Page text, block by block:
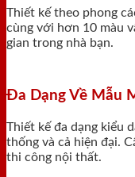
Thiết kế theo phong
cùng với hơn 10 màu
gian trong nhà bạn.
Đa Dạng Về Mẫu
Thiết kế đa dạng kiểu
thống và cả hiện đại.
thi công nội thất.